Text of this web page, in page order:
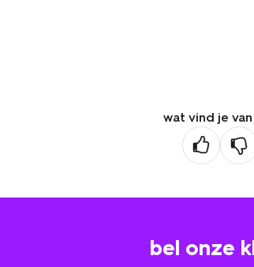
wat vind je
bel onze